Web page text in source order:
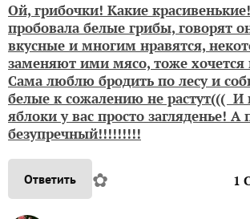
Ой, грибочки! Какие
пробовала белые грибы, говорят
вкусные и многим нравятся,
заменяют ими мясо, тоже хочется
Сама люблю бродить по лесу и
белые к сожалению не растут(((
яблоки у вас просто загляденье! А
безупречный!!!!!!!!!
Ответить ✿ 1